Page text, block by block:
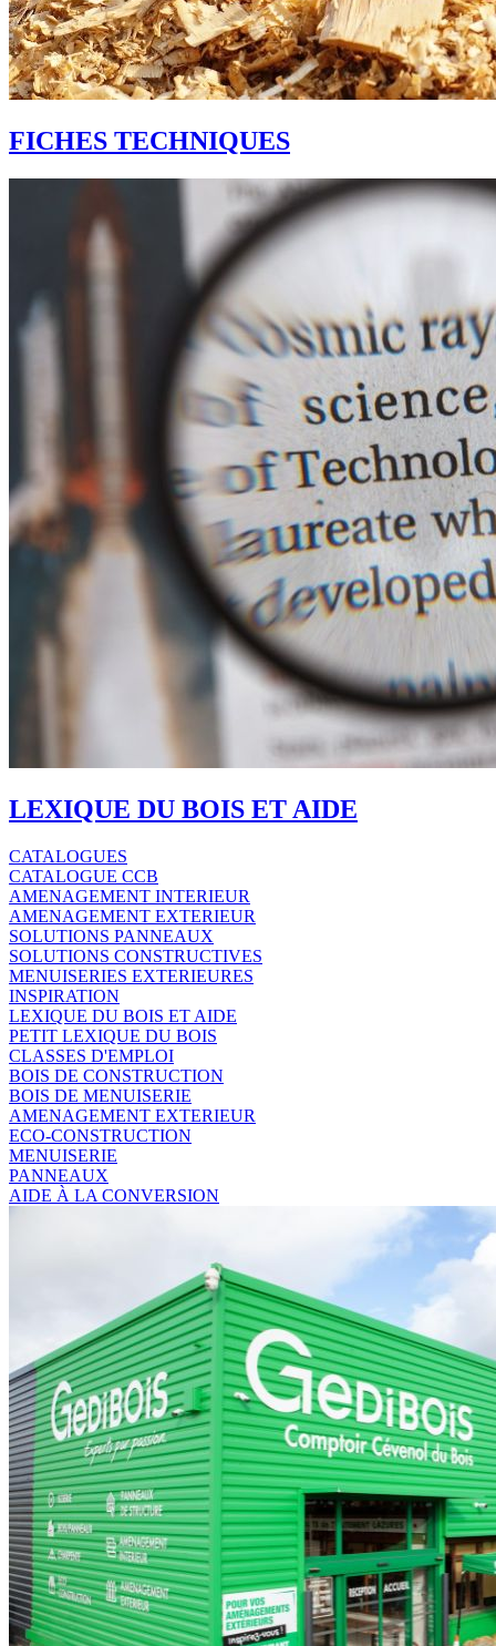
FICHES TECHNIQUES
LEXIQUE DU BOIS ET AIDE
CATALOGUES
CATALOGUE CCB
AMENAGEMENT INTERIEUR
AMENAGEMENT EXTERIEUR
SOLUTIONS PANNEAUX
SOLUTIONS CONSTRUCTIVES
MENUISERIES EXTERIEURES
INSPIRATION
LEXIQUE DU BOIS ET AIDE
PETIT LEXIQUE DU BOIS
CLASSES D'EMPLOI
BOIS DE CONSTRUCTION
BOIS DE MENUISERIE
AMENAGEMENT EXTERIEUR
ECO-CONSTRUCTION
MENUISERIE
PANNEAUX
AIDE À LA CONVERSION